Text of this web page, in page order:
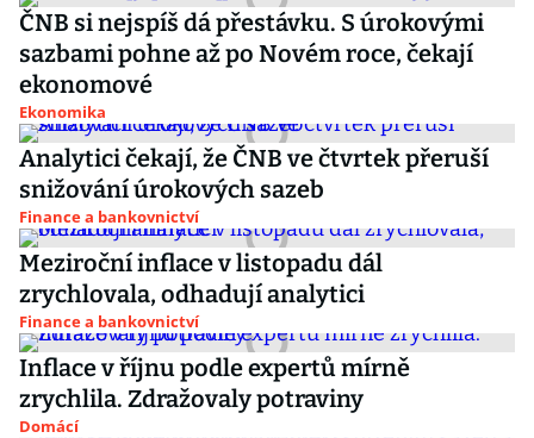
ČNB si nejspíš dá přestávku. S úrokovými
sazbami pohne až po Novém roce, čekají
ekonomové
Ekonomika
Analytici čekají, že ČNB ve čtvrtek přeruší
snižování úrokových sazeb
Finance a bankovnictví
Meziroční inflace v listopadu dál
zrychlovala, odhadují analytici
Finance a bankovnictví
Inflace v říjnu podle expertů mírně
zrychlila. Zdražovaly potraviny
Domácí